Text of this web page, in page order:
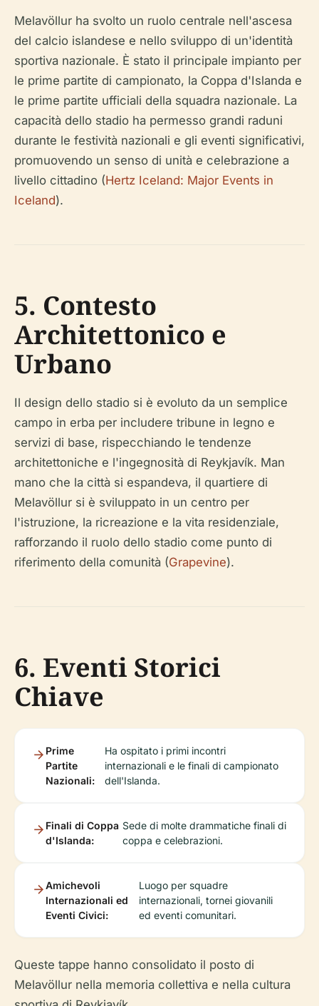
Melavöllur ha svolto un ruolo centrale nell'ascesa
del calcio islandese e nello sviluppo di un'identità
sportiva nazionale. È stato il principale impianto per
le prime partite di campionato, la Coppa d'Islanda e
le prime partite ufficiali della squadra nazionale. La
capacità dello stadio ha permesso grandi raduni
durante le festività nazionali e gli eventi significativi,
promuovendo un senso di unità e celebrazione a
livello cittadino (Hertz Iceland: Major Events in
Iceland).
5. Contesto
Architettonico e
Urbano
Il design dello stadio si è evoluto da un semplice
campo in erba per includere tribune in legno e
servizi di base, rispecchiando le tendenze
architettoniche e l'ingegnosità di Reykjavík. Man
mano che la città si espandeva, il quartiere di
Melavöllur si è sviluppato in un centro per
l'istruzione, la ricreazione e la vita residenziale,
rafforzando il ruolo dello stadio come punto di
riferimento della comunità (Grapevine).
6. Eventi Storici
Chiave
Prime
Partite
Nazionali:
Ha ospitato i primi incontri
internazionali e le finali di campionato
dell'Islanda.
Finali di Coppa
d'Islanda:
Sede di molte drammatiche finali di
coppa e celebrazioni.
Amichevoli
Internazionali ed
Eventi Civici:
Luogo per squadre
internazionali, tornei giovanili
ed eventi comunitari.
Queste tappe hanno consolidato il posto di
Melavöllur nella memoria collettiva e nella cultura